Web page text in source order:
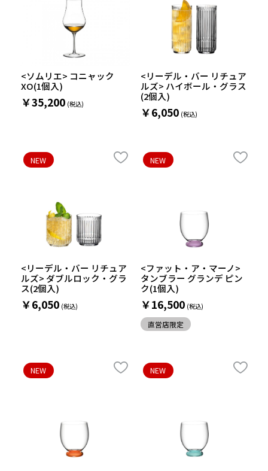
<ソムリエ> コニャック
XO(1個入)
￥35,200
<リーデル・バー リチュア
ルズ> ハイボール・グラス
(2個入)
￥6,050
<リーデル・バー リチュア
ルズ> ダブルロック・グラ
ス(2個入)
￥6,050
NEW
<ファット・ア・マーノ>
タンブラー グランデ ピン
ク(1個入)
￥16,500
NEW
直営店限定
NEW NEW